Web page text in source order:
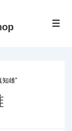
雄”